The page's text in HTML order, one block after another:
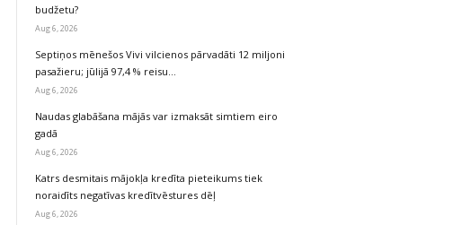
budžetu?
Aug 6, 2026
Septiņos mēnešos Vivi vilcienos pārvadāti 12 miljoni
pasažieru; jūlijā 97,4 % reisu…
Aug 6, 2026
Naudas glabāšana mājās var izmaksāt simtiem eiro
gadā
Aug 6, 2026
Katrs desmitais mājokļa kredīta pieteikums tiek
noraidīts negatīvas kredītvēstures dēļ
Aug 6, 2026